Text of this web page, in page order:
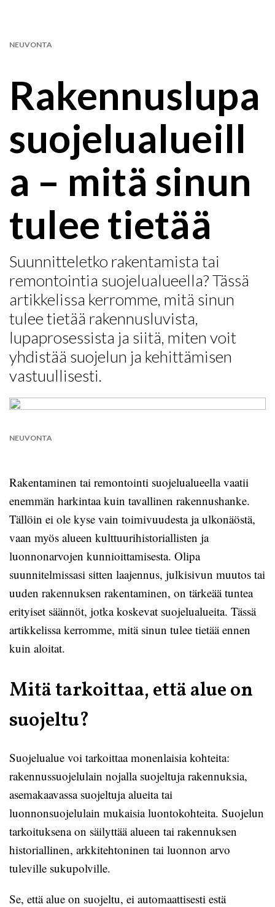
Rakennuslupa
suojelualueill
a – mitä sinun
tulee tietää
NEUVONTA
Suunnitteletko rakentamista tai
remontointia suojelualueella? Tässä
artikkelissa kerromme, mitä sinun
tulee tietää rakennusluvista,
lupaprosessista ja siitä, miten voit
yhdistää suojelun ja kehittämisen
vastuullisesti.
NEUVONTA
Rakentaminen tai remontointi suojelualueella vaatii
enemmän harkintaa kuin tavallinen rakennushanke.
Tällöin ei ole kyse vain toimivuudesta ja ulkonäöstä,
vaan myös alueen kulttuurihistoriallisten ja
luonnonarvojen kunnioittamisesta. Olipa
suunnitelmissasi sitten laajennus, julkisivun muutos tai
uuden rakennuksen rakentaminen, on tärkeää tuntea
erityiset säännöt, jotka koskevat suojelualueita. Tässä
artikkelissa kerromme, mitä sinun tulee tietää ennen
kuin aloitat.
Mitä tarkoittaa, että alue on
suojeltu?
Suojelualue voi tarkoittaa monenlaisia kohteita:
rakennussuojelulain nojalla suojeltuja rakennuksia,
asemakaavassa suojeltuja alueita tai
luonnonsuojelulain mukaisia luontokohteita. Suojelun
tarkoituksena on säilyttää alueen tai rakennuksen
historiallinen, arkkitehtoninen tai luonnon arvo
tuleville sukupolville.
Se, että alue on suojeltu, ei automaattisesti estä